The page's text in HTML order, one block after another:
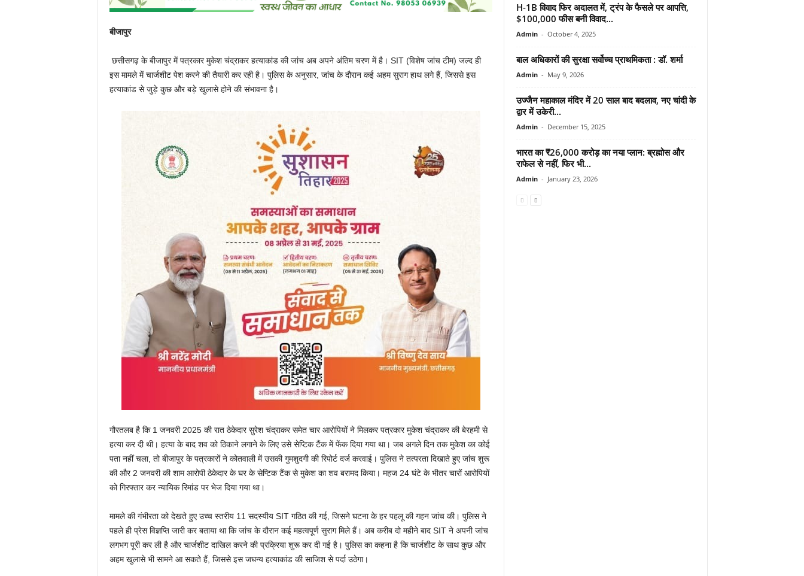
बीजापुर
छत्तीसगढ़ के बीजापुर में पत्रकार मुकेश चंद्राकर हत्याकांड की जांच अब अपने अंतिम चरण में है। SIT (विशेष जांच टीम) जल्द ही
इस मामले में चार्जशीट पेश करने की तैयारी कर रही है। पुलिस के अनुसार, जांच के दौरान कई अहम सुराग हाथ लगे हैं, जिससे इस
हत्याकांड से जुड़े कुछ और बड़े खुलासे होने की संभावना है।
गौरतलब है कि 1 जनवरी 2025 की रात ठेकेदार सुरेश चंद्राकर समेत चार आरोपियों ने मिलकर पत्रकार मुकेश चंद्राकर की बेरहमी से
हत्या कर दी थी। हत्या के बाद शव को ठिकाने लगाने के लिए उसे सेप्टिक टैंक में फेंक दिया गया था। जब अगले दिन तक मुकेश का कोई
पता नहीं चला, तो बीजापुर के पत्रकारों ने कोतवाली में उसकी गुमशुदगी की रिपोर्ट दर्ज करवाई। पुलिस ने तत्परता दिखाते हुए जांच शुरू
की और 2 जनवरी की शाम आरोपी ठेकेदार के घर के सेप्टिक टैंक से मुकेश का शव बरामद किया। महज 24 घंटे के भीतर चारों आरोपियों
को गिरफ्तार कर न्यायिक रिमांड पर भेज दिया गया था।
मामले की गंभीरता को देखते हुए उच्च स्तरीय 11 सदस्यीय SIT गठित की गई, जिसने घटना के हर पहलू की गहन जांच की। पुलिस ने
पहले ही प्रेस विज्ञप्ति जारी कर बताया था कि जांच के दौरान कई महत्वपूर्ण सुराग मिले हैं। अब करीब दो महीने बाद SIT ने अपनी जांच
लगभग पूरी कर ली है और चार्जशीट दाखिल करने की प्रक्रिया शुरू कर दी गई है। पुलिस का कहना है कि चार्जशीट के साथ कुछ और
अहम खुलासे भी सामने आ सकते हैं, जिससे इस जघन्य हत्याकांड की साजिश से पर्दा उठेगा।
H-1B विवाद फिर अदालत में, ट्रंप के फैसले पर आपत्ति,
$100,000 फीस बनी विवाद...
Admin - October 4, 2025
बाल अधिकारों की सुरक्षा सर्वोच्च प्राथमिकता : डॉ. शर्मा
Admin - May 9, 2026
उज्जैन महाकाल मंदिर में 20 साल बाद बदलाव, नए चांदी के
द्वार में उकेरी...
Admin - December 15, 2025
भारत का ₹26,000 करोड़ का नया प्लान: ब्रह्मोस और
राफेल से नहीं, फिर भी...
Admin - January 23, 2026